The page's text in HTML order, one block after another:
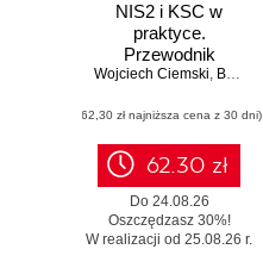
NIS2 i KSC w
praktyce.
Przewodnik
wdrożeniowy dla
Wojciech Ciemski, Bartłomiej Wieczorek
(62,30 zł najniższa cena z 30 dni)
62.30 zł
Do 24.08.26
Oszczędzasz 30%!
W realizacji od 25.08.26 r.